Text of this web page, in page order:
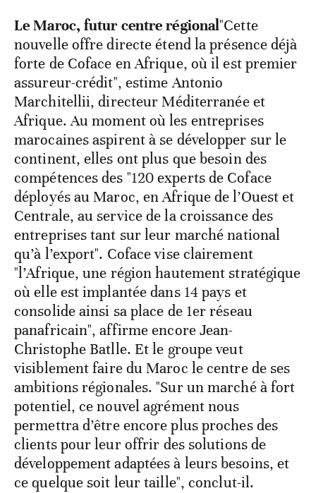
Le Maroc, futur centre régional"Cette
nouvelle offre directe étend la présence déjà
forte de Coface en Afrique, où il est premier
assureur-crédit", estime Antonio
Marchitellii, directeur Méditerranée et
Afrique. Au moment où les entreprises
marocaines aspirent à se développer sur le
continent, elles ont plus que besoin des
compétences des "120 experts de Coface
déployés au Maroc, en Afrique de l’Ouest et
Centrale, au service de la croissance des
entreprises tant sur leur marché national
qu’à l’export". Coface vise clairement
"l’Afrique, une région hautement stratégique
où elle est implantée dans 14 pays et
consolide ainsi sa place de 1er réseau
panafricain", affirme encore Jean-
Christophe Batlle. Et le groupe veut
visiblement faire du Maroc le centre de ses
ambitions régionales. "Sur un marché à fort
potentiel, ce nouvel agrément nous
permettra d’être encore plus proches des
clients pour leur offrir des solutions de
développement adaptées à leurs besoins, et
ce quelque soit leur taille", conclut-il.